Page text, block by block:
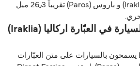
المسافة بين اركاليا (Iraklia) و باروس (Paros) تقريباً 26٫3 ميل
هل أقدر أسافر بالسيارة في العبّارة اركاليا (Iraklia)
إيه، Blue Star Ferries يسمحون بالسيارات على متن العبّارات